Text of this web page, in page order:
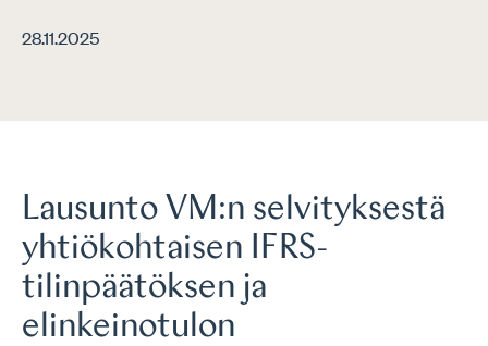
28.11.2025
Lausunto VM:n selvityksestä
yhtiökohtaisen IFRS-
tilinpäätöksen ja
elinkeinotulon